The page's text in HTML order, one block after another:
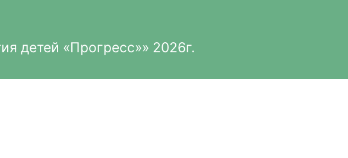
детей «Прогресс»» 2026г.